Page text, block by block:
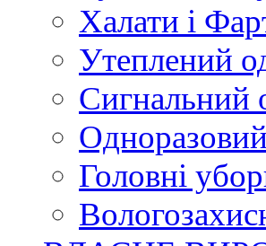
Халати і
Утеплений
Сигнальний
Головні